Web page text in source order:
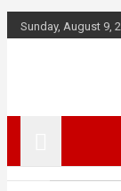
Skip
to
Sunday, August 9,